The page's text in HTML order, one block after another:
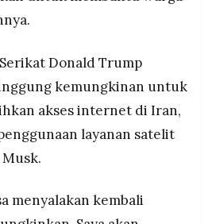
Donald Trump
kemungkinan untuk
akses internet di Iran,
layanan satelit
menyalakan kembali